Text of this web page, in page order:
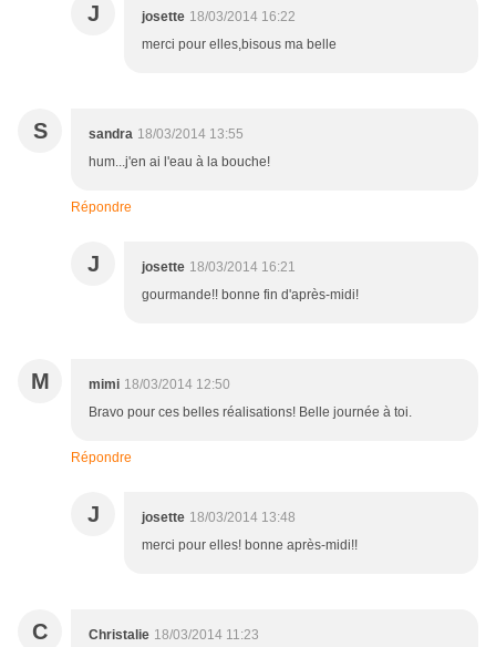
J josette 18/03/2014 16:22
merci pour elles,bisous ma belle
S sandra 18/03/2014 13:55
hum...j'en ai l'eau à la bouche!
Répondre
J josette 18/03/2014 16:21
gourmande!! bonne fin d'après-midi!
M mimi 18/03/2014 12:50
Bravo pour ces belles réalisations! Belle journée à toi.
Répondre
J josette 18/03/2014 13:48
merci pour elles! bonne après-midi!!
C Christalie 18/03/2014 11:23